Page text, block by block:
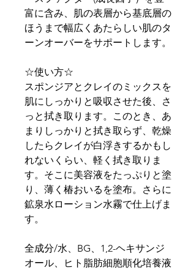
富に含み、肌の表層から基底層の
ほうまで幅広くあたらしい肌のタ
ーンオーバーをサポートします。
☆使い方☆
スポンジアとクレイのミックスを
肌にしっかりと吸収させた後、さ
っと拭き取ります。このとき、あ
まりしっかりと拭き取らず、乾燥
したらクレイが白浮きするかもし
れないくらい、軽く拭き取りま
す。そこに美容液をたっぷりと塗
り、薄く椿おいるを塗布。さらに
鉱泉水ローション水霧で仕上げま
す。
全成分/水、BG、1,2-ヘキサンジ
オール、ヒト脂肪細胞順化培養液